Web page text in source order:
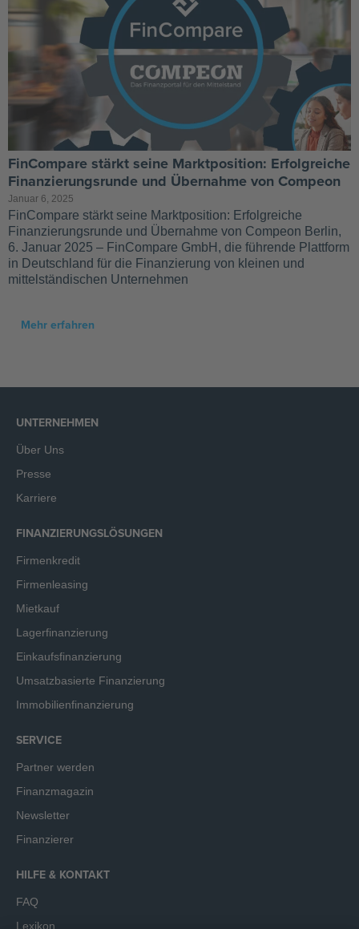
FinCompare stärkt seine Marktposition: Erfolgreiche
Finanzierungsrunde und Übernahme von Compeon
Januar 6, 2025
FinCompare stärkt seine Marktposition: Erfolgreiche
Finanzierungsrunde und Übernahme von Compeon Berlin,
6. Januar 2025 – FinCompare GmbH, die führende Plattform
in Deutschland für die Finanzierung von kleinen und
mittelständischen Unternehmen
Mehr erfahren
UNTERNEHMEN
Über Uns
Presse
Karriere
FINANZIERUNGSLÖSUNGEN
Firmenkredit
Firmenleasing
Mietkauf
Lagerfinanzierung
Einkaufsfinanzierung
Umsatzbasierte Finanzierung
Immobilienfinanzierung
SERVICE
Partner werden
Finanzmagazin
Newsletter
Finanzierer
HILFE & KONTAKT
FAQ
Lexikon